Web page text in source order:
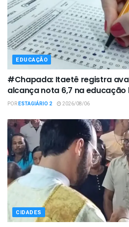
EDUCAÇÃO
#Chapada: Itaetê registra
alcança nota 6,7 na educação
PORESTAGIÁRIO 2 2026/08/06
CIDADES